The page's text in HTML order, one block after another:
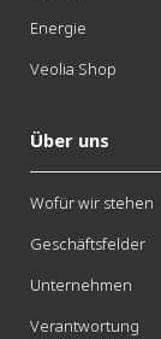
Energie
Veolia Shop
Über uns
Wofür wir stehen
Geschäftsfelder
Unternehmen
Verantwortung